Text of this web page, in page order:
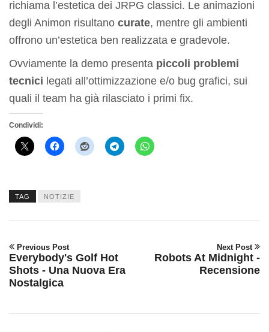
richiama l’estetica dei JRPG classici. Le animazioni
degli Animon risultano curate, mentre gli ambienti
offrono un’estetica ben realizzata e gradevole.
Ovviamente la demo presenta piccoli problemi
tecnici legati all’ottimizzazione e/o bug grafici, sui
quali il team ha già rilasciato i primi fix.
Condividi:
TAG NOTIZIE
Previous Post
Everybody's Golf Hot
Shots - Una Nuova Era
Nostalgica
Next Post
Robots At Midnight -
Recensione